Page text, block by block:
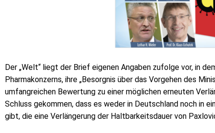
Der „Welt“ liegt der Brief eigenen Angaben zufolge vor, in
Pharmakonzerns, ihre „Besorgnis über das Vorgehen des
umfangreichen Bewertung zu einer möglichen erneuten
Schluss gekommen, dass es weder in Deutschland noch in
gibt, die eine Verlängerung der Haltbarkeitsdauer von